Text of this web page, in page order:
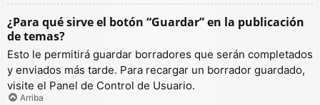
¿Para qué sirve el botón “Guardar” en la publicación
de temas?
Esto le permitirá guardar borradores que serán completados
y enviados más tarde. Para recargar un borrador guardado,
visite el Panel de Control de Usuario.
Arriba